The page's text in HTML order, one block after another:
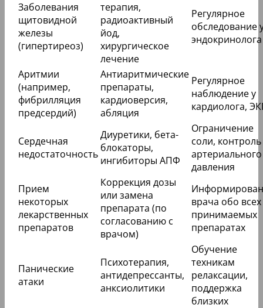
Заболевания
щитовидной
железы
(гипертиреоз)
терапия,
радиоактивный
йод,
хирургическое
лечение
Регулярное
обследование
эндокринолога
Аритмии
(например,
фибрилляция
предсердий)
Антиаритмические
препараты,
кардиоверсия,
абляция
Регулярное
наблюдение у
кардиолога,
Сердечная
недостаточность
Диуретики, бета-
блокаторы,
ингибиторы АПФ
Ограничение
соли, контроль
артериального
давления
Прием
некоторых
лекарственных
препаратов
Коррекция дозы
или замена
препарата (по
согласованию с
врачом)
врача обо всех
принимаемых
препаратах
Панические
атаки
Психотерапия,
антидепрессанты,
анксиолитики
Обучение
техникам
релаксации,
поддержка
близких